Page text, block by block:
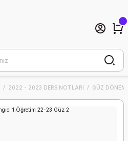
2022 - 2023 DERS NOTLARI GÜZ DÖNEMİ